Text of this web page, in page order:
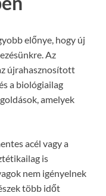
előnye, hogy új
Az
újrahasznosított
a biológiailag
amelyek
acél vagy a
is
nem igényelnek
több időt